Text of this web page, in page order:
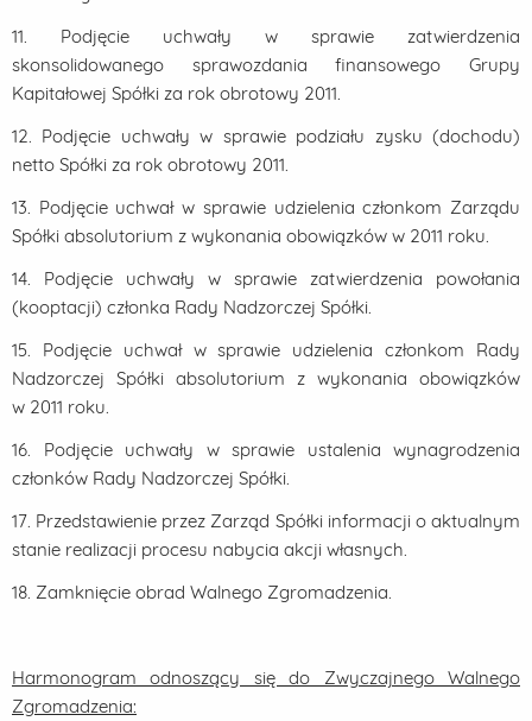
11. Podjęcie uchwały w sprawie zatwierdzenia
skonsolidowanego sprawozdania finansowego Grupy
Kapitałowej Spółki za rok obrotowy 2011.
12. Podjęcie uchwały w sprawie podziału zysku (dochodu)
netto Spółki za rok obrotowy 2011.
13. Podjęcie uchwał w sprawie udzielenia członkom Zarządu
Spółki absolutorium z wykonania obowiązków w 2011 roku.
14. Podjęcie uchwały w sprawie zatwierdzenia powołania
(kooptacji) członka Rady Nadzorczej Spółki.
15. Podjęcie uchwał w sprawie udzielenia członkom Rady
Nadzorczej Spółki absolutorium z wykonania obowiązków
w 2011 roku.
16. Podjęcie uchwały w sprawie ustalenia wynagrodzenia
członków Rady Nadzorczej Spółki.
17. Przedstawienie przez Zarząd Spółki informacji o aktualnym
stanie realizacji procesu nabycia akcji własnych.
18. Zamknięcie obrad Walnego Zgromadzenia.
Harmonogram odnoszący się do Zwyczajnego Walnego
Zgromadzenia: